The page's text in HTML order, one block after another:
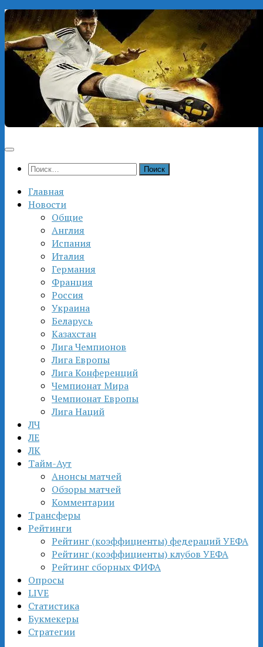
Перейти
к
содержимому
Найти:
Главная
Новости
Общие
Англия
Испания
Италия
Германия
Франция
Россия
Украина
Беларусь
Казахстан
Лига Чемпионов
Лига Европы
Лига Конференций
Чемпионат Мира
Чемпионат Европы
Лига Наций
ЛЧ
ЛЕ
ЛК
Тайм-Аут
Анонсы матчей
Обзоры матчей
Комментарии
Трансферы
Рейтинги
Рейтинг (коэффициенты) федераций УЕФА
Рейтинг (коэффициенты) клубов УЕФА
Рейтинг сборных ФИФА
Опросы
LIVE
Статистика
Букмекеры
Стратегии